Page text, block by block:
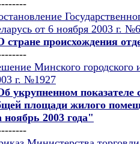
от 6 ноября 2003 г.
стране происхождения
Минского городского
г. №1927
укрупненном показателе
площади жилого
ноябрь 2003 года"